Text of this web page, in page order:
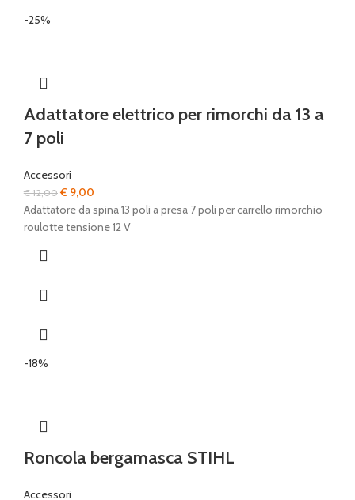
-25%
Adattatore elettrico per rimorchi da 13 a
7 poli
Accessori
€12,00Il
prezzo
originale
€ 9,00
prezzo
attuale
Adattatore da spina 13 poli a presa 7 poli per carrello rimorchio
roulotte tensione 12 V
-18%
Roncola bergamasca STIHL
Accessori